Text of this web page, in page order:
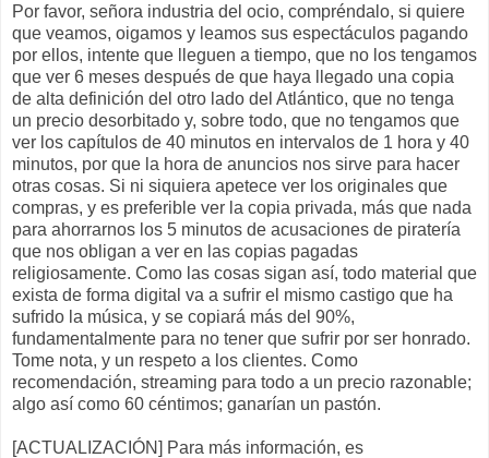
Por favor, señora industria del ocio, compréndalo, si quiere
que veamos, oigamos y leamos sus espectáculos pagando
por ellos, intente que lleguen a tiempo, que no los tengamos
que ver 6 meses después de que haya llegado una copia
de alta definición del otro lado del Atlántico, que no tenga
un precio desorbitado y, sobre todo, que no tengamos que
ver los capítulos de 40 minutos en intervalos de 1 hora y 40
minutos, por que la hora de anuncios nos sirve para hacer
otras cosas. Si ni siquiera apetece ver los originales que
compras, y es preferible ver la copia privada, más que nada
para ahorrarnos los 5 minutos de acusaciones de piratería
que nos obligan a ver en las copias pagadas
religiosamente. Como las cosas sigan así, todo material que
exista de forma digital va a sufrir el mismo castigo que ha
sufrido la música, y se copiará más del 90%,
fundamentalmente para no tener que sufrir por ser honrado.
Tome nota, y un respeto a los clientes. Como
recomendación, streaming para todo a un precio razonable;
algo así como 60 céntimos; ganarían un pastón.
[ACTUALIZACIÓN] Para más información, es